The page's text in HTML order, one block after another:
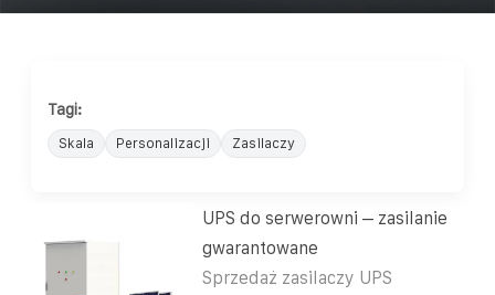
Tagi:
Skala Personalizacji Zasilaczy
UPS do serwerowni – zasilanie
gwarantowane
Sprzedaż zasilaczy UPS